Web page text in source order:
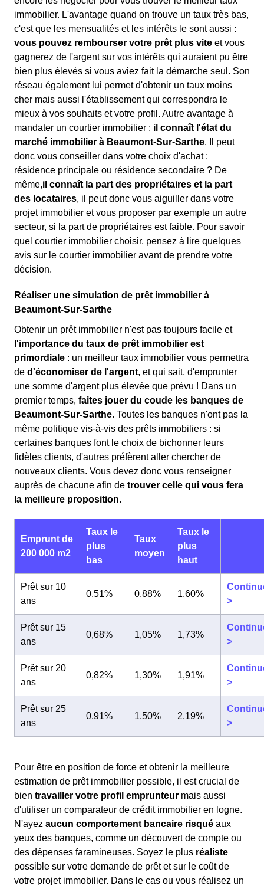
immobilier. L'avantage quand on trouve un taux très bas,
c'est que les mensualités et les intérêts le sont aussi :
vous pouvez rembourser votre prêt plus vite et vous
gagnerez de l'argent sur vos intérêts qui auraient pu être
bien plus élevés si vous aviez fait la démarche seul. Son
réseau également lui permet d'obtenir un taux moins
cher mais aussi l'établissement qui correspondra le
mieux à vos souhaits et votre profil. Autre avantage à
mandater un courtier immobilier : il connaît l'état du
marché immobilier à Beaumont-Sur-Sarthe. Il peut
donc vous conseiller dans votre choix d'achat :
résidence principale ou résidence secondaire ? De
même,il connaît la part des propriétaires et la part
des locataires, il peut donc vous aiguiller dans votre
projet immobilier et vous proposer par exemple un autre
secteur, si la part de propriétaires est faible. Pour savoir
quel courtier immobilier choisir, pensez à lire quelques
avis sur le courtier immobilier avant de prendre votre
décision.
Réaliser une simulation de prêt immobilier à
Beaumont-Sur-Sarthe
Obtenir un prêt immobilier n'est pas toujours facile et
l'importance du taux de prêt immobilier est
primordiale : un meilleur taux immobilier vous permettra
de d'économiser de l'argent, et qui sait, d'emprunter
une somme d'argent plus élevée que prévu ! Dans un
premier temps, faites jouer du coude les banques de
Beaumont-Sur-Sarthe. Toutes les banques n'ont pas la
même politique vis-à-vis des prêts immobiliers : si
certaines banques font le choix de bichonner leurs
fidèles clients, d'autres préfèrent aller chercher de
nouveaux clients. Vous devez donc vous renseigner
auprès de chacune afin de trouver celle qui vous fera
la meilleure proposition.
Emprunt de
200 000 m2
Taux le
plus
bas
Taux
moyen
Taux le
plus
haut
Prêt sur 10
ans
0,51% 0,88% 1,60%
>
Prêt sur 15
ans
0,68% 1,05% 1,73%
>
Prêt sur 20
ans
0,82% 1,30% 1,91%
>
Prêt sur 25
ans
0,91% 1,50% 2,19%
>
Pour être en position de force et obtenir la meilleure
estimation de prêt immobilier possible, il est crucial de
bien travailler votre profil emprunteur mais aussi
d'utiliser un comparateur de crédit immobilier en logne.
N'ayez aucun comportement bancaire risqué aux
yeux des banques, comme un découvert de compte ou
des dépenses faramineuses. Soyez le plus réaliste
possible sur votre demande de prêt et sur le coût de
votre projet immobilier. Dans le cas ou vous réalisez un